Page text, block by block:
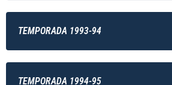
TEMPORADA 1993-94
TEMPORADA 1994-95